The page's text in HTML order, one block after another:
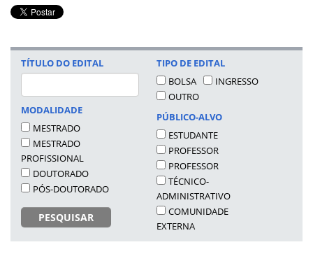
TÍTULO DO EDITAL
MODALIDADE
MESTRADO
MESTRADO
PROFISSIONAL
DOUTORADO
PÓS-DOUTORADO
PESQUISAR
TIPO DE EDITAL
BOLSA
INGRESSO
OUTRO
PÚBLICO-ALVO
ESTUDANTE
PROFESSOR
PROFESSOR
TÉCNICO-
ADMINISTRATIVO
COMUNIDADE
EXTERNA